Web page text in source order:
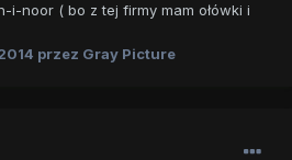
i-noor ( bo z tej firmy mam ołówki i
przez Gray Picture